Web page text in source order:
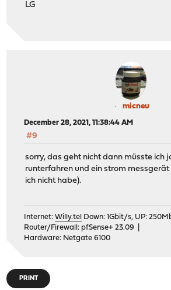
LG
micneu
December 28, 2021, 11:38:44 AM
#9
sorry, das geht nicht dann müsste ich
runterfahren und ein strom messgerät
ich nicht habe).
Internet:Willy.tel
Down: 1Gbit/s, UP:
Router/Firewall: pfSense+ 23.09 |
Hardware: Netgate 6100
PRINT